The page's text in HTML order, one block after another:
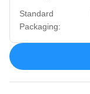
Standard
Packaging: